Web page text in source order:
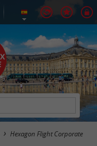
Hexagon Flight Corporate